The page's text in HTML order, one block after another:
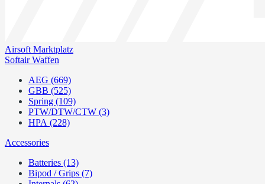
Airsoft Marktplatz
Softair Waffen
AEG (669)
GBB (525)
Spring (109)
PTW/DTW/CTW (3)
HPA (228)
Accessories
Batteries (13)
Bipod / Grips (7)